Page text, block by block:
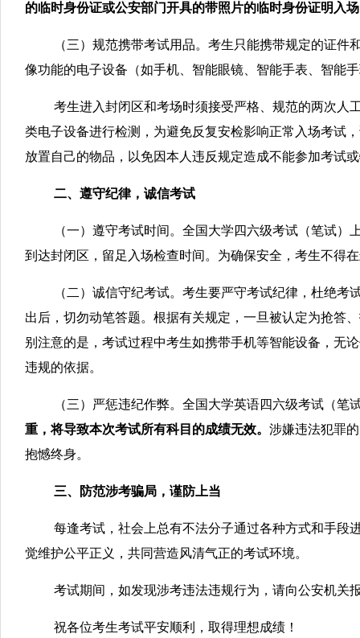
的临时身份证或公安部门开具的带照片的临时身份证明入
（三）规范携带考试用品。考生只能携带规定的证
像功能的电子设备（如手机、智能眼镜、智能手表、智能
考生进入封闭区和考场时须接受严格、规范的两次人
类电子设备进行检测，为避免反复安检影响正常入场考试
放置自己的物品，以免因本人违反规定造成不能参加考试
二、遵守纪律，诚信考试
（一）遵守考试时间。全国大学四六级考试（笔试
到达封闭区，留足入场检查时间。为确保安全，考生不得
（二）诚信守纪考试。考生要严守考试纪律，杜绝
出后，切勿动笔答题。根据有关规定，一旦被认定为抢答
别注意的是，考试过程中考生如携带手机等智能设备，无
违规的依据。
（三）严惩违纪作弊。全国大学英语四六级考试（
重，将导致本次考试所有科目的成绩无效。 涉嫌违法犯罪
抱憾终身。
三、防范涉考骗局，谨防上当
每逢考试，社会上总有不法分子通过各种方式和手段
觉维护公平正义，共同营造风清气正的考试环境。
考试期间，如发现涉考违法违规行为，请向公安机关
祝各位考生考试平安顺利，取得理想成绩！